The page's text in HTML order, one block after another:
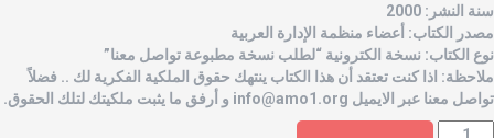
النشر: 2000
الكتاب: أعضاء منظمة الإدارة العربية
الكتاب: نسخة الكترونية “لطلب نسخة مطبوعة تواصل معنا”
اذا كنت تعتقد أن هذا الكتاب ينتهك حقوق الملكية الفكرية لك .. فضلاً
معنا عبر الايميل info@amo1.orgو أرفق ما يثبت ملكيتك لتلك الحقوق.